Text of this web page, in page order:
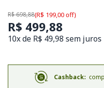
R$ 698,88(R$ 199,00 off)
R$ 499,88
10x de R$ 49,98 sem juros
Cashback: